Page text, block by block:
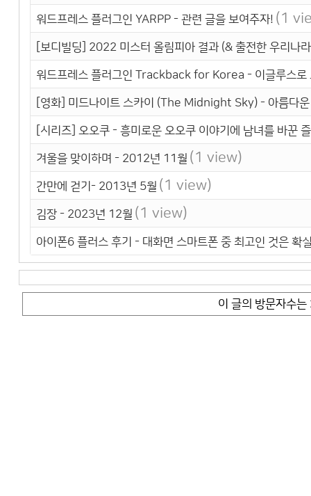
워드프레스 플러그인 YARPP - 관련 글을 보여주자! (1
[보디빌딩] 2022 미스터 올림피아 결과 (& 출전한 우리나
워드프레스 플러그인 Trackback for Korea - 이글루스로
[영화] 미드나이트 스카이 (The Midnight Sky) - 아름다운
[시리즈] 오오쿠 - 흥미로운 오오쿠 이야기에 남녀를 바꾼
겨울을 맞이하며 - 2012년 11월 (1 view)
간만에 걷기- 2013년 5월 (1 view)
김장 - 2023년 12월 (1 view)
아이폰6 플러스 후기 - 대화면 스마트폰 중 최고인 것은 확
이 글의 방문자수